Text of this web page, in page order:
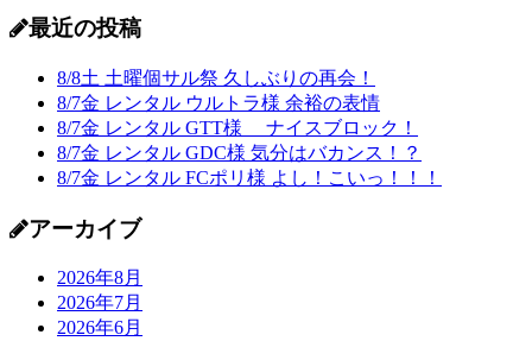
最近の投稿
8/8土 土曜個サル祭 久しぶりの再会！
8/7金 レンタル ウルトラ様 余裕の表情
8/7金 レンタル GTT様 ナイスブロック！
8/7金 レンタル GDC様 気分はバカンス！？
8/7金 レンタル FCポリ様 よし！こいっ！！！
アーカイブ
2026年8月
2026年7月
2026年6月